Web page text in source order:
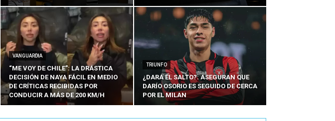
VANGUARDIA
“ME VOY DE CHILE”: LA DRÁSTICA
DECISIÓN DE NAYA FÁCIL EN MEDIO
DE CRÍTICAS RECIBIDAS POR
CONDUCIR A MÁS DE 200 KM/H
TRIUNFO
¿DARÁ EL SALTO?: ASEGURAN QUE
DARÍO OSORIO ES SEGUIDO DE CERCA
POR EL MILAN